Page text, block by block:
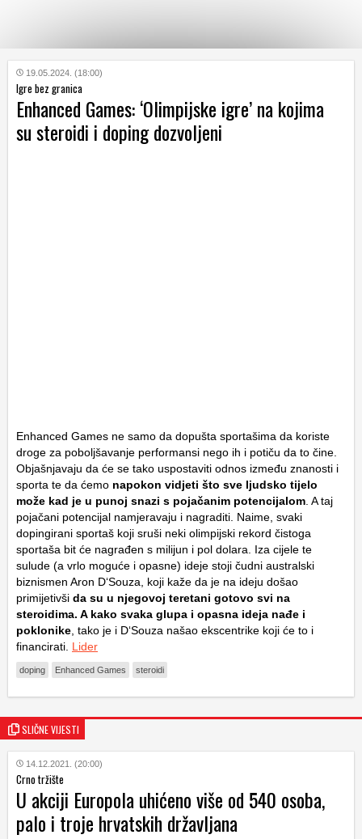
KATEGORIJE
HRVATSKI
WEB
19.05.2024. (18:00)
Igre bez granica
Enhanced Games: ‘Olimpijske igre’ na kojima
su steroidi i doping dozvoljeni
Enhanced Games ne samo da dopušta sportašima da koriste
droge za poboljšavanje performansi nego ih i potiču da to čine.
Objašnjavaju da će se tako uspostaviti odnos između znanosti i
sporta te da ćemo napokon vidjeti što sve ljudsko tijelo
može kad je u punoj snazi s pojačanim potencijalom . A taj
pojačani potencijal namjeravaju i nagraditi. Naime, svaki
dopingirani sportaš koji sruši neki olimpijski rekord čistoga
sportaša bit će nagrađen s milijun i pol dolara. Iza cijele te
sulude (a vrlo moguće i opasne) ideje stoji čudni australski
biznismen Aron D‘Souza, koji kaže da je na ideju došao
primijetivši da su u njegovoj teretani gotovo svi na
steroidima. A kako svaka glupa i opasna ideja nađe i
poklonike , tako je i D‘Souza našao ekscentrike koji će to i
financirati. Lider
doping Enhanced Games steroidi
SLIČNE VIJESTI
14.12.2021. (20:00)
Crno tržište
U akciji Europola uhićeno više od 540 osoba,
palo i troje hrvatskih državljana